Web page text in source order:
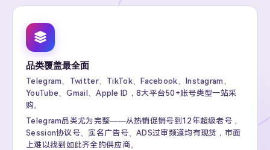
品类覆盖最全面
Telegram、Twitter、TikTok、Facebook、Instagram、
YouTube、Gmail、Apple ID，8大平台50+账号类型一站采
购。
Telegram品类尤为完整——从热销促销号到12年超级老号，
Session协议号、实名广告号、ADS过审频道均有现货，市面
上难以找到如此齐全的供应商。